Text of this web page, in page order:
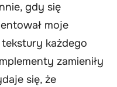
gdy się
moje
każdego
zamieniły
się, że